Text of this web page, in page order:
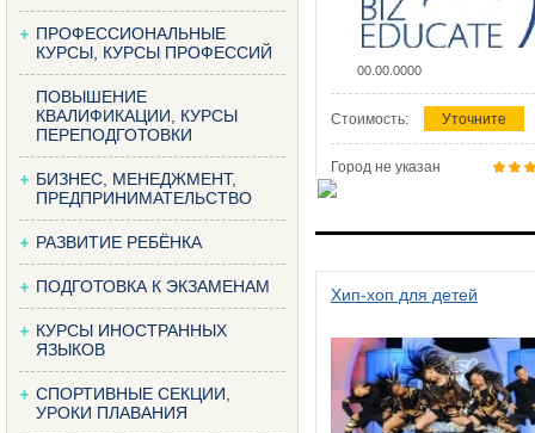
ПРОФЕССИОНАЛЬНЫЕ
КУРСЫ, КУРСЫ ПРОФЕССИЙ
ПОВЫШЕНИЕ
КВАЛИФИКАЦИИ, КУРСЫ
ПЕРЕПОДГОТОВКИ
БИЗНЕС, МЕНЕДЖМЕНТ,
ПРЕДПРИНИМАТЕЛЬСТВО
РАЗВИТИЕ РЕБЁНКА
ПОДГОТОВКА К ЭКЗАМЕНАМ
КУРСЫ ИНОСТРАННЫХ
ЯЗЫКОВ
СПОРТИВНЫЕ СЕКЦИИ,
УРОКИ ПЛАВАНИЯ
00.00.0000
Стоимость: Уточните
Город не указан
Хип-хоп для детей